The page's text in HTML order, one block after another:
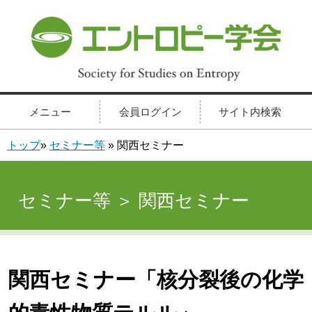
メニュー 会員ログイン サイト内検索
トップ» セミナー等 » 関西セミナー
セミナー等 ＞ 関西セミナー
関西セミナー「核分裂後の化学